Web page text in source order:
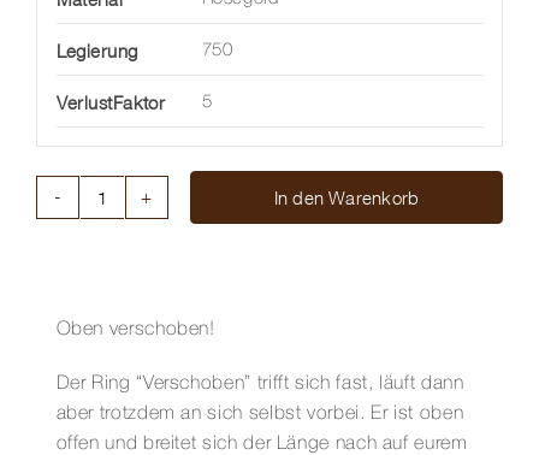
Legierung 750
VerlustFaktor 5
Menge
In den Warenkorb
Oben verschoben!
Der Ring “Verschoben” trifft sich fast, läuft dann
aber trotzdem an sich selbst vorbei. Er ist oben
offen und breitet sich der Länge nach auf eurem